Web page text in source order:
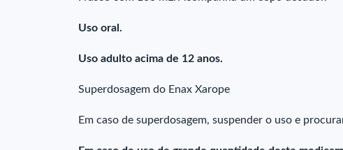
Uso oral.
Uso adulto acima de 12 anos.
Superdosagem do Enax Xarope
Em caso de superdosagem, suspender o uso e